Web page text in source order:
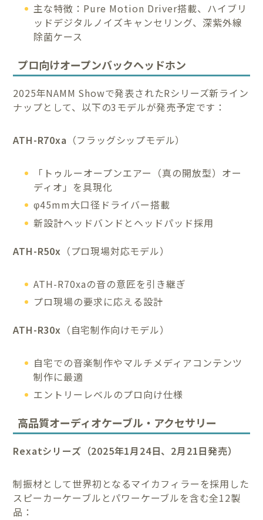
主な特徴：Pure Motion Driver搭載、ハイブリ
ッドデジタルノイズキャンセリング、深紫外線
除菌ケース
プロ向けオープンバックヘッドホン
2025年NAMM Showで発表されたRシリーズ新ライン
ナップとして、以下の3モデルが発売予定です：
ATH-R70xa （フラッグシップモデル）
「トゥルーオープンエアー（真の開放型）オー
ディオ」を具現化
φ45mm大口径ドライバー搭載
新設計ヘッドバンドとヘッドパッド採用
ATH-R50x （プロ現場対応モデル）
ATH-R70xaの音の意匠を引き継ぎ
プロ現場の要求に応える設計
ATH-R30x （自宅制作向けモデル）
自宅での音楽制作やマルチメディアコンテンツ
制作に最適
エントリーレベルのプロ向け仕様
高品質オーディオケーブル・アクセサリー
Rexatシリーズ（2025年1月24日、2月21日発売）
制振材として世界初となるマイカフィラーを採用した
スピーカーケーブルとパワーケーブルを含む全12製
品：